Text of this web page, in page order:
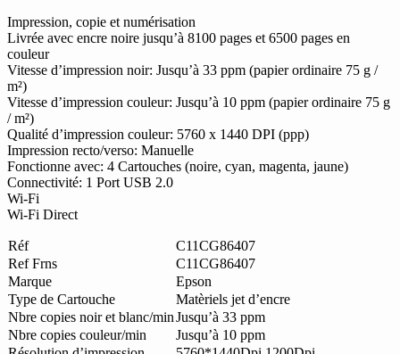
Impression, copie et numérisation
Livrée avec encre noire jusqu’à 8100 pages et 6500 pages en
couleur
Vitesse d’impression noir: Jusqu’à 33 ppm (papier ordinaire 75 g /
m²)
Vitesse d’impression couleur: Jusqu’à 10 ppm (papier ordinaire 75 g
/ m²)
Qualité d’impression couleur: 5760 x 1440 DPI (ppp)
Impression recto/verso: Manuelle
Fonctionne avec: 4 Cartouches (noire, cyan, magenta, jaune)
Connectivité: 1 Port USB 2.0
Wi-Fi
Wi-Fi Direct
Réf
C11CG86407
Ref Frns
C11CG86407
Marque
Epson
Type de Cartouche
Matèriels jet d’encre
Nbre copies noir et blanc/minJusqu’à 33 ppm
Nbre copies couleur/min
Jusqu’à 10 ppm